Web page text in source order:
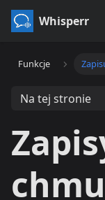
Whisperr
Funkcje
Na tej stronie